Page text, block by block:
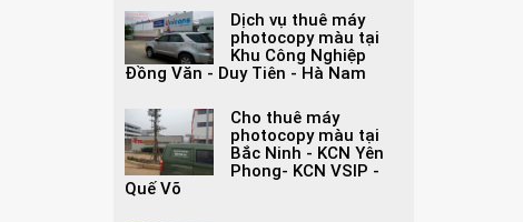
Dịch vụ thuê máy
photocopy màu tại
Khu Công Nghiệp
Đồng Văn - Duy Tiên - Hà Nam
Cho thuê máy
photocopy màu tại
Bắc Ninh - KCN Yên
Phong- KCN VSIP -
Quế Võ